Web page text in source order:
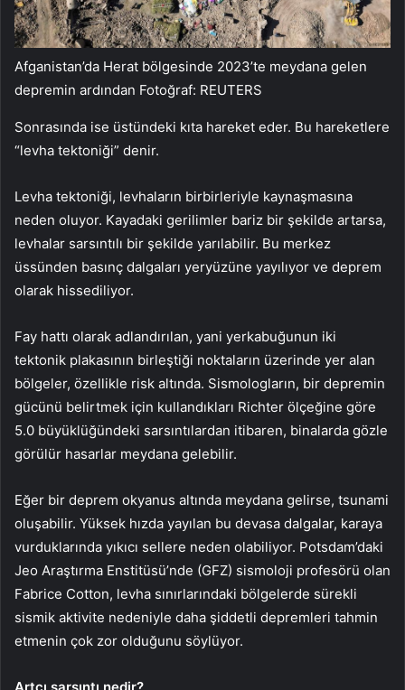
Afganistan’da Herat bölgesinde 2023’te meydana gelen
depremin ardından Fotoğraf: REUTERS
Sonrasında ise üstündeki kıta hareket eder. Bu hareketlere
“levha tektoniği” denir.
Levha tektoniği, levhaların birbirleriyle kaynaşmasına
neden oluyor. Kayadaki gerilimler bariz bir şekilde artarsa,
levhalar sarsıntılı bir şekilde yarılabilir. Bu merkez
üssünden basınç dalgaları yeryüzüne yayılıyor ve deprem
olarak hissediliyor.
Fay hattı olarak adlandırılan, yani yerkabuğunun iki
tektonik plakasının birleştiği noktaların üzerinde yer alan
bölgeler, özellikle risk altında. Sismologların, bir depremin
gücünü belirtmek için kullandıkları Richter ölçeğine göre
5.0 büyüklüğündeki sarsıntılardan itibaren, binalarda gözle
görülür hasarlar meydana gelebilir.
Eğer bir deprem okyanus altında meydana gelirse, tsunami
oluşabilir. Yüksek hızda yayılan bu devasa dalgalar, karaya
vurduklarında yıkıcı sellere neden olabiliyor. Potsdam’daki
Jeo Araştırma Enstitüsü’nde (GFZ) sismoloji profesörü olan
Fabrice Cotton, levha sınırlarındaki bölgelerde sürekli
sismik aktivite nedeniyle daha şiddetli depremleri tahmin
etmenin çok zor olduğunu söylüyor.